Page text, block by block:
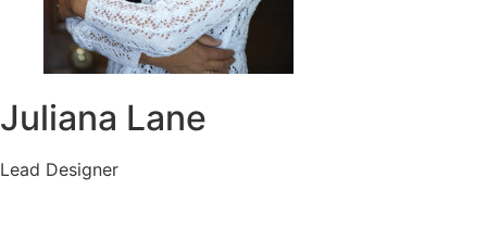
Juliana Lane
Lead Designer